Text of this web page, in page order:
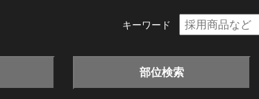
キーワード
部位検索